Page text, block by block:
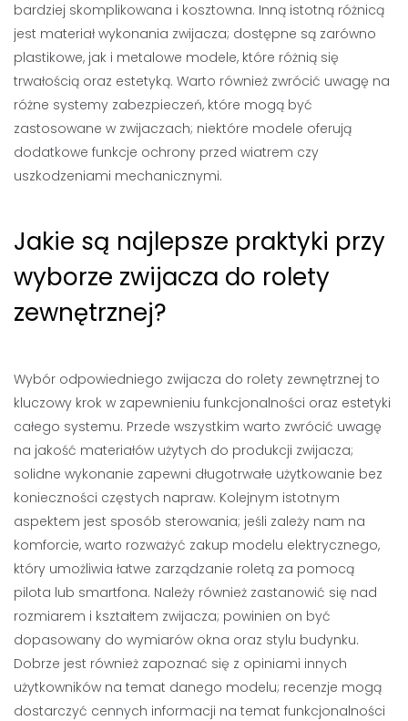
bardziej skomplikowana i kosztowna. Inną istotną różnicą
jest materiał wykonania zwijacza; dostępne są zarówno
plastikowe, jak i metalowe modele, które różnią się
trwałością oraz estetyką. Warto również zwrócić uwagę na
różne systemy zabezpieczeń, które mogą być
zastosowane w zwijaczach; niektóre modele oferują
dodatkowe funkcje ochrony przed wiatrem czy
uszkodzeniami mechanicznymi.
Jakie są najlepsze praktyki przy
wyborze zwijacza do rolety
zewnętrznej?
Wybór odpowiedniego zwijacza do rolety zewnętrznej to
kluczowy krok w zapewnieniu funkcjonalności oraz estetyki
całego systemu. Przede wszystkim warto zwrócić uwagę
na jakość materiałów użytych do produkcji zwijacza;
solidne wykonanie zapewni długotrwałe użytkowanie bez
konieczności częstych napraw. Kolejnym istotnym
aspektem jest sposób sterowania; jeśli zależy nam na
komforcie, warto rozważyć zakup modelu elektrycznego,
który umożliwia łatwe zarządzanie roletą za pomocą
pilota lub smartfona. Należy również zastanowić się nad
rozmiarem i kształtem zwijacza; powinien on być
dopasowany do wymiarów okna oraz stylu budynku.
Dobrze jest również zapoznać się z opiniami innych
użytkowników na temat danego modelu; recenzje mogą
dostarczyć cennych informacji na temat funkcjonalności